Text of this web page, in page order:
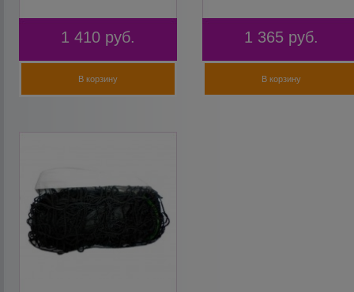
1 410 руб.
В корзину
1 365 руб.
В корзину